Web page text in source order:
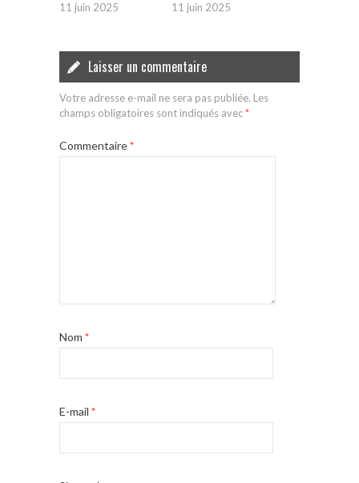
11 juin 2025
11 juin 2025
Laisser un commentaire
Votre adresse e-mail ne sera pas publiée. Les
champs obligatoires sont indiqués avec*
Commentaire*
Nom *
E-mail *